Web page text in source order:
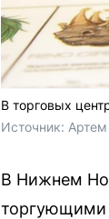
В торговых
Источник:
В Нижнем
торгующими